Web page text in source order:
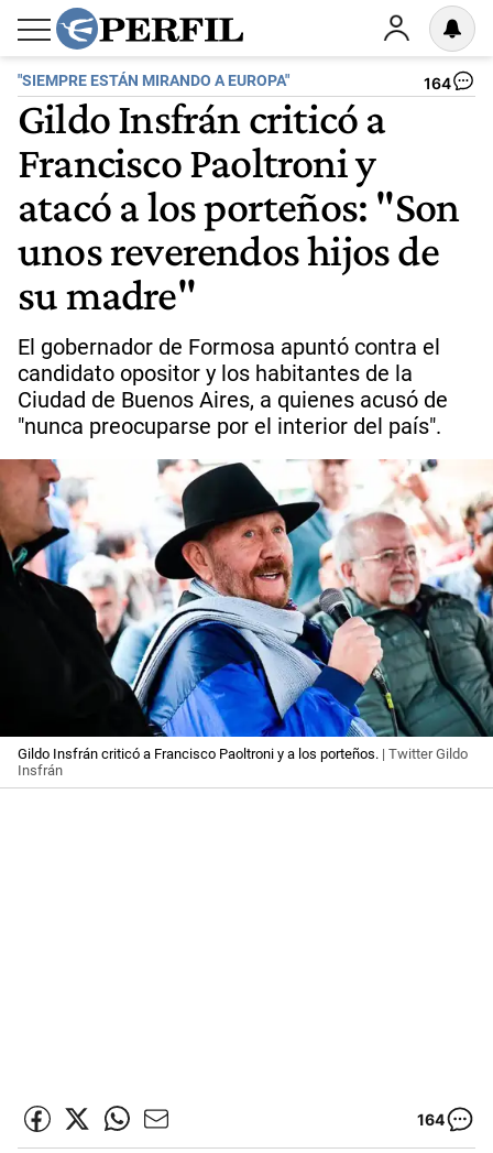
"SIEMPRE ESTÁN MIRANDO A EUROPA" 164
Gildo Insfrán criticó a
Francisco Paoltroni y
atacó a los porteños: "Son
unos reverendos hijos de
su madre"
El gobernador de Formosa apuntó contra el
candidato opositor y los habitantes de la
Ciudad de Buenos Aires, a quienes acusó de
"nunca preocuparse por el interior del país".
Gildo Insfrán criticó a Francisco Paoltroni y a los porteños. | Twitter Gildo
Insfrán
164